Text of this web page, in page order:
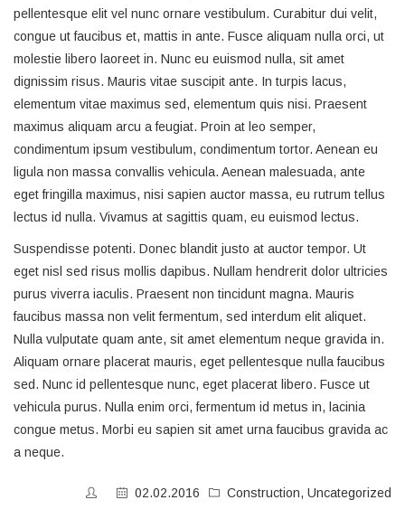
pellentesque elit vel nunc ornare vestibulum. Curabitur dui velit,
congue ut faucibus et, mattis in ante. Fusce aliquam nulla orci, ut
molestie libero laoreet in. Nunc eu euismod nulla, sit amet
dignissim risus. Mauris vitae suscipit ante. In turpis lacus,
elementum vitae maximus sed, elementum quis nisi. Praesent
maximus aliquam arcu a feugiat. Proin at leo semper,
condimentum ipsum vestibulum, condimentum tortor. Aenean eu
ligula non massa convallis vehicula. Aenean malesuada, ante
eget fringilla maximus, nisi sapien auctor massa, eu rutrum tellus
lectus id nulla. Vivamus at sagittis quam, eu euismod lectus.
Suspendisse potenti. Donec blandit justo at auctor tempor. Ut
eget nisl sed risus mollis dapibus. Nullam hendrerit dolor ultricies
purus viverra iaculis. Praesent non tincidunt magna. Mauris
faucibus massa non velit fermentum, sed interdum elit aliquet.
Nulla vulputate quam ante, sit amet elementum neque gravida in.
Aliquam ornare placerat mauris, eget pellentesque nulla faucibus
sed. Nunc id pellentesque nunc, eget placerat libero. Fusce ut
vehicula purus. Nulla enim orci, fermentum id metus in, lacinia
congue metus. Morbi eu sapien sit amet urna faucibus gravida ac
a neque.
02.02.2016 Construction, Uncategorized